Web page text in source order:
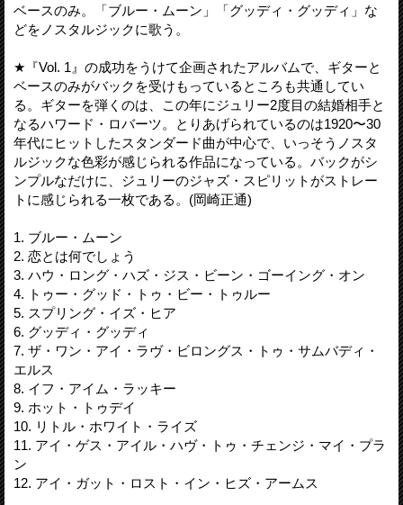
ベースのみ。「ブルー・ムーン」「グッディ・グッディ」な
どをノスタルジックに歌う。
★『Vol. 1』の成功をうけて企画されたアルバムで、ギターと
ベースのみがバックを受けもっているところも共通してい
る。ギターを弾くのは、この年にジュリー2度目の結婚相手と
なるハワード・ロバーツ。とりあげられているのは1920〜30
年代にヒットしたスタンダード曲が中心で、いっそうノスタ
ルジックな色彩が感じられる作品になっている。バックがシ
ンプルなだけに、ジュリーのジャズ・スピリットがストレー
トに感じられる一枚である。(岡崎正通)
1. ブルー・ムーン
2. 恋とは何でしょう
3. ハウ・ロング・ハズ・ジス・ビーン・ゴーイング・オン
4. トゥー・グッド・トゥ・ビー・トゥルー
5. スプリング・イズ・ヒア
6. グッディ・グッディ
7. ザ・ワン・アイ・ラヴ・ビロングス・トゥ・サムバディ・
エルス
8. イフ・アイム・ラッキー
9. ホット・トゥデイ
10. リトル・ホワイト・ライズ
11. アイ・ゲス・アイル・ハヴ・トゥ・チェンジ・マイ・プラ
ン
12. アイ・ガット・ロスト・イン・ヒズ・アームス